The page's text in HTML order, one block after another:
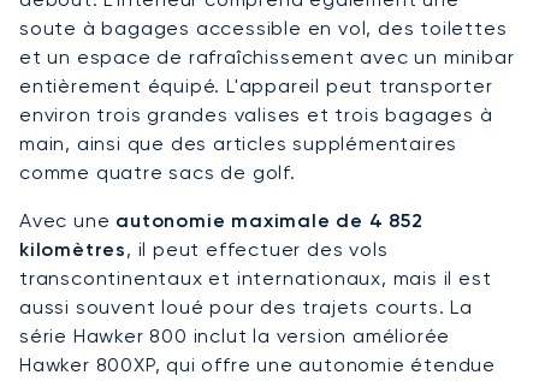
soute à bagages accessible en vol, des toilettes
et un espace de rafraîchissement avec un minibar
entièrement équipé. L'appareil peut transporter
environ trois grandes valises et trois bagages à
main, ainsi que des articles supplémentaires
comme quatre sacs de golf.
Avec une autonomie maximale de 4 852
kilomètres, il peut effectuer des vols
transcontinentaux et internationaux, mais il est
aussi souvent loué pour des trajets courts. La
série Hawker 800 inclut la version améliorée
Hawker 800XP, qui offre une autonomie étendue